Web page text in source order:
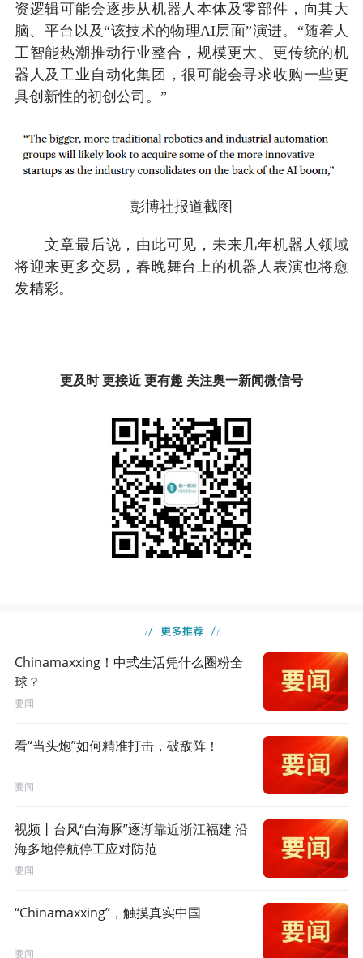
资逻辑可能会逐步从机器人本体及零部件，向其大
脑、平台以及“该技术的物理AI层面”演进。“随着人
工智能热潮推动行业整合，规模更大、更传统的机
器人及工业自动化集团，很可能会寻求收购一些更
具创新性的初创公司。”
彭博社报道截图
文章最后说，由此可见，未来几年机器人领域
将迎来更多交易，春晚舞台上的机器人表演也将愈
发精彩。
更及时 更接近 更有趣 关注奥一新闻微信号
Chinamaxxing！中式生活凭什么圈粉全
球？
要闻
看“当头炮”如何精准打击，破敌阵！
要闻
视频丨台风“白海豚”逐渐靠近浙江福建 沿
海多地停航停工应对防范
要闻
“Chinamaxxing”，触摸真实中国
要闻